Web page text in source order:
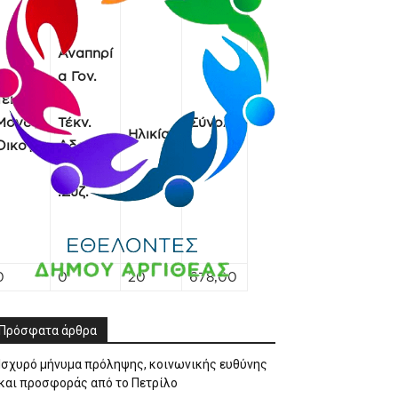
Αναπηρί
α Γον.
Τέκν.
Αδελ
.Συζ.
Ηλικία
Σύνολο
0 20 678,00
άρθρα
μήνυμα πρόληψης, κοινωνικής ευθύνης
προσφοράς από το Πετρίλο